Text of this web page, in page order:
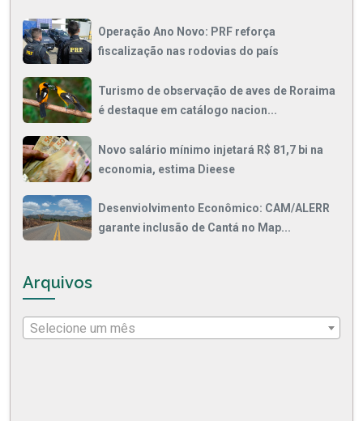
Operação Ano Novo: PRF reforça
fiscalização nas rodovias do país
Turismo de observação de aves de Roraima
é destaque em catálogo nacion...
Novo salário mínimo injetará R$ 81,7 bi na
economia, estima Dieese
Desenviolvimento Econômico: CAM/ALERR
garante inclusão de Cantá no Map...
Arquivos
Selecione um mês